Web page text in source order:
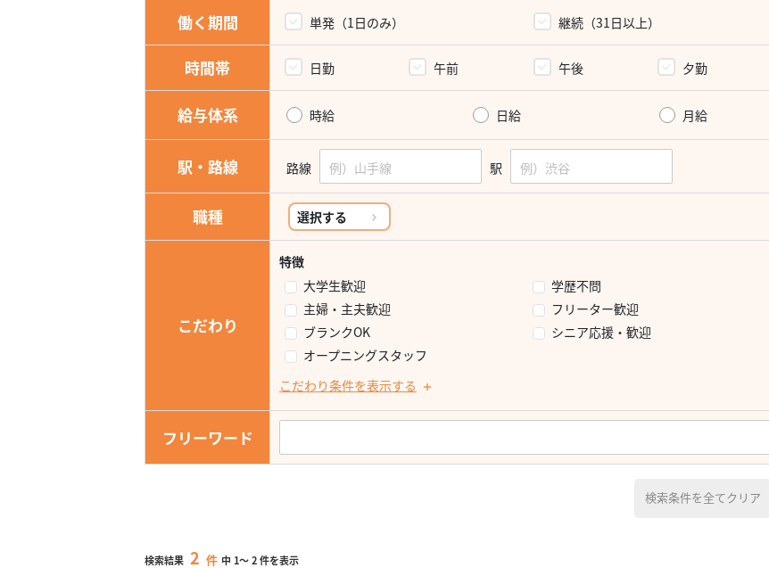
働く期間 単発（1日のみ） 継続（31日以上）
時間帯 日勤 午前 午後 夕勤
給与体系 時給 日給 月給
駅・路線 路線 駅
職種 選択する
こだわり
特徴
大学生歓迎
学歴不問
主婦・主夫歓迎
フリーター歓迎
ブランクOK
シニア応援・歓迎
オープニングスタッフ
こだわり条件を表示する
フリーワード
検索条件を全てクリア
検索結果 2 件 中 1～2件を表示